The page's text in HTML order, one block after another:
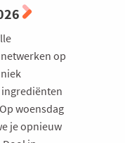
op
je opnieuw